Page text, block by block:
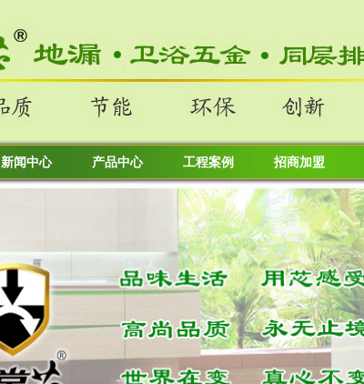
新闻中心 产品中心 工程案例 招商加盟